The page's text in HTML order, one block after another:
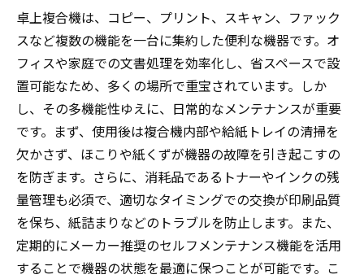
初心者必見！卓上複合機のメンテナンスが簡単
にできるポイント3選
故障知らずの秘訣！プロが教える卓上複合機の
メンテナンス術とは
卓上複合機は、コピー、プリント、スキャン、ファック
スなど複数の機能を一台に集約した便利な機器です。オ
フィスや家庭での文書処理を効率化し、省スペースで設
置可能なため、多くの場所で重宝されています。しか
し、その多機能性ゆえに、日常的なメンテナンスが重要
です。まず、使用後は複合機内部や給紙トレイの清掃を
欠かさず、ほこりや紙くずが機器の故障を引き起こすの
を防ぎます。さらに、消耗品であるトナーやインクの残
量管理も必須で、適切なタイミングでの交換が印刷品質
を保ち、紙詰まりなどのトラブルを防止します。また、
定期的にメーカー推奨のセルフメンテナンス機能を活用
することで機器の状態を最適に保つことが可能です。こ